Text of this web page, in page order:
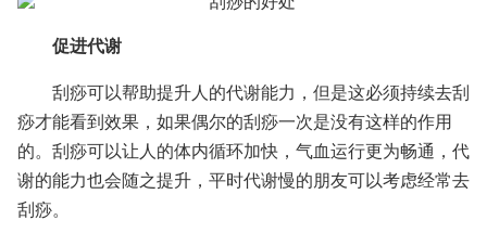
促进代谢
刮痧可以帮助提升人的代谢能力，但是这必须持续去刮
痧才能看到效果，如果偶尔的刮痧一次是没有这样的作用
的。刮痧可以让人的体内循环加快，气血运行更为畅通，代
谢的能力也会随之提升，平时代谢慢的朋友可以考虑经常去
刮痧。